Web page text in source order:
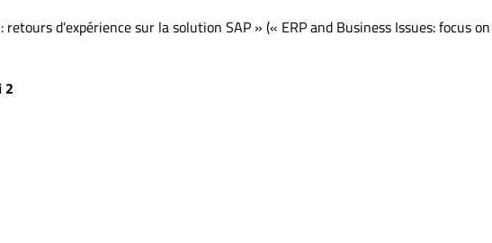
retours d’expérience sur la solution SAP » (« ERP and Business Issues: focus
2